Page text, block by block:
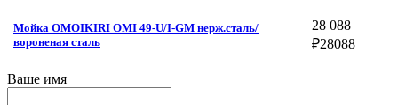
Мойка OMOIKIRI OMI 49-U/I-GM нерж.сталь/
вороненая сталь
28 088
₽28088
Ваше имя